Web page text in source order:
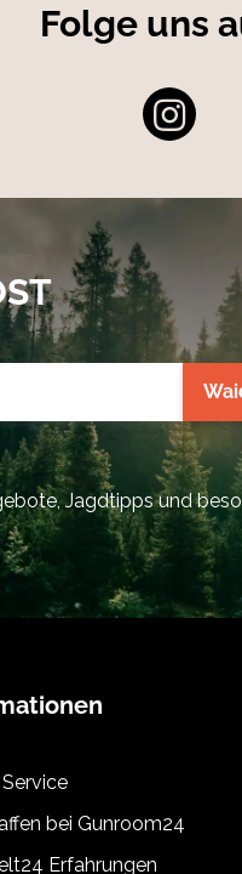
Folge uns
Jagdtipps und
bei Gunroom24
Erfahrungen